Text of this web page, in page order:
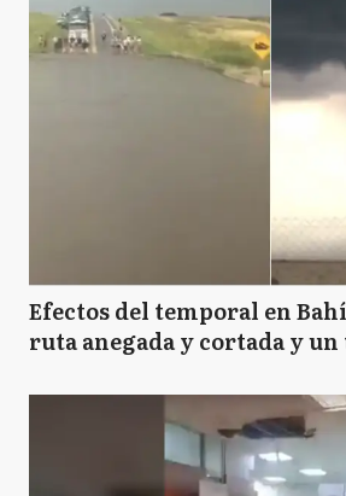
Efectos del temporal en
ruta anegada y cortada y